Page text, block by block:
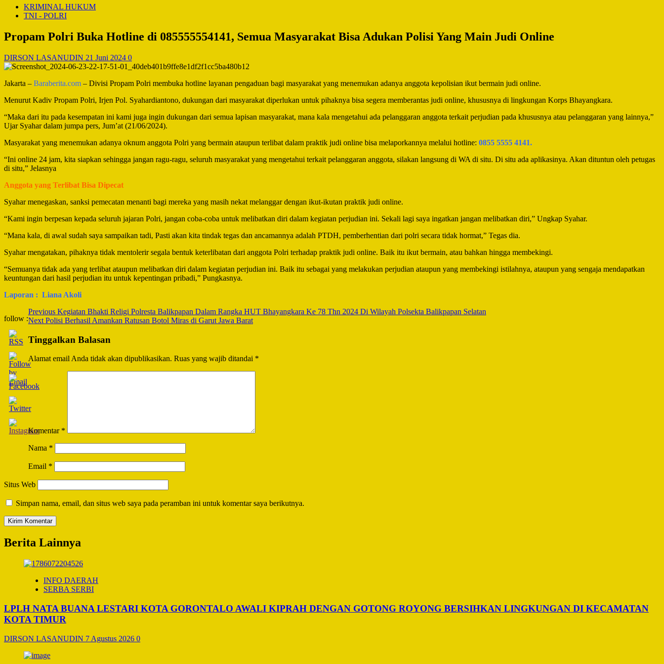
KRIMINAL HUKUM
TNI - POLRI
Propam Polri Buka Hotline di 085555554141, Semua Masyarakat Bisa Adukan Polisi Yang Main Judi Online
DIRSON LASANUDIN 21 Juni 2024 0
Jakarta – Baraberita.com – Divisi Propam Polri membuka hotline layanan pengaduan bagi masyarakat yang menemukan adanya anggota kepolisian ikut bermain judi online.
Menurut Kadiv Propam Polri, Irjen Pol. Syahardiantono, dukungan dari masyarakat diperlukan untuk pihaknya bisa segera memberantas judi online, khususnya di lingkungan Korps Bhayangkara.
“Maka dari itu pada kesempatan ini kami juga ingin dukungan dari semua lapisan masyarakat, mana kala mengetahui ada pelanggaran anggota terkait perjudian pada khususnya atau pelanggaran yang lainnya,”
Ujar Syahar dalam jumpa pers, Jum’at (21/06/2024).
Masyarakat yang menemukan adanya oknum anggota Polri yang bermain ataupun terlibat dalam praktik judi online bisa melaporkannya melalui hotline: 0855 5555 4141.
“Ini online 24 jam, kita siapkan sehingga jangan ragu-ragu, seluruh masyarakat yang mengetahui terkait pelanggaran anggota, silakan langsung di WA di situ. Di situ ada aplikasinya. Akan dituntun oleh petugas
di situ,” Jelasnya
Anggota yang Terlibat Bisa Dipecat
Syahar menegaskan, sanksi pemecatan menanti bagi mereka yang masih nekat melanggar dengan ikut-ikutan praktik judi online.
“Kami ingin berpesan kepada seluruh jajaran Polri, jangan coba-coba untuk melibatkan diri dalam kegiatan perjudian ini. Sekali lagi saya ingatkan jangan melibatkan diri,” Ungkap Syahar.
“Mana kala, di awal sudah saya sampaikan tadi, Pasti akan kita tindak tegas dan ancamannya adalah PTDH, pemberhentian dari polri secara tidak hormat,” Tegas dia.
Syahar mengatakan, pihaknya tidak mentolerir segala bentuk keterlibatan dari anggota Polri terhadap praktik judi online. Baik itu ikut bermain, atau bahkan hingga membekingi.
“Semuanya tidak ada yang terlibat ataupun melibatkan diri dalam kegiatan perjudian ini. Baik itu sebagai yang melakukan perjudian ataupun yang membekingi istilahnya, ataupun yang sengaja mendapatkan
keuntungan dari hasil perjudian itu untuk kepentingan pribadi,” Pungkasnya.
Laporan : Liana Akoli
follow :
Post
Navigation
Previous Kegiatan Bhakti Religi Polresta Balikpapan Dalam Rangka HUT Bhayangkara Ke 78 Thn 2024 Di Wilayah Polsekta Balikpapan Selatan
Next Polisi Berhasil Amankan Ratusan Botol Miras di Garut Jawa Barat
Tinggalkan Balasan
Alamat email Anda tidak akan dipublikasikan. Ruas yang wajib ditandai *
Komentar *
Nama *
Email *
Situs Web
Simpan nama, email, dan situs web saya pada peramban ini untuk komentar saya berikutnya.
Berita Lainnya
INFO DAERAH
SERBA SERBI
LPLH NATA BUANA LESTARI KOTA GORONTALO AWALI KIPRAH DENGAN GOTONG ROYONG BERSIHKAN LINGKUNGAN DI KECAMATAN
KOTA TIMUR
DIRSON LASANUDIN 7 Agustus 2026 0